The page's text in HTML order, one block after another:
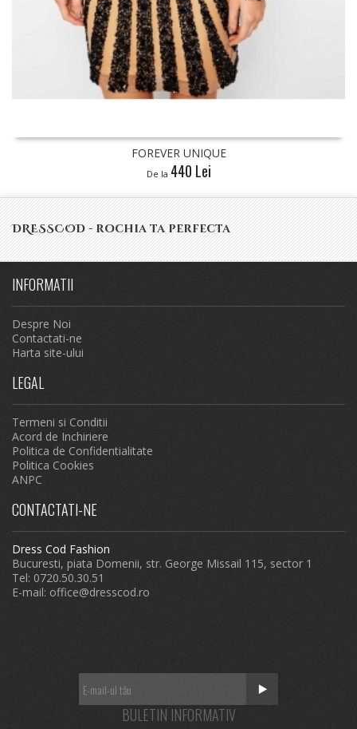
DRESSCOD - rochia ta perfecta
INFORMATII
Despre Noi
Contactati-ne
Harta site-ului
LEGAL
Termeni si Conditii
Acord de Inchiriere
Politica de Confidentialitate
Politica Cookies
ANPC
CONTACTATI-NE
Dress Cod Fashion
Bucuresti, piata Domenii, str. George Missail 115, sector 1
Tel: 0720.50.30.51
E-mail: office@dresscod.ro
BULETIN INFORMATIV